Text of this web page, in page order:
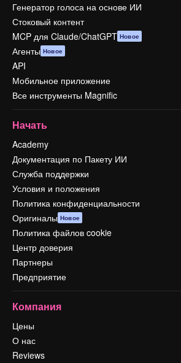
Генератор голоса на основе ИИ
Стоковый контент
MCP для Claude/ChatGPT Новое
Агенты Новое
API
Мобильное приложение
Все инструменты Magnific
Начать
Academy
Документация по Пакету ИИ
Служба поддержки
Условия и положения
Политика конфиденциальности
Оригиналы Новое
Политика файлов cookie
Центр доверия
Партнеры
Предприятие
Компания
Цены
О нас
Reviews